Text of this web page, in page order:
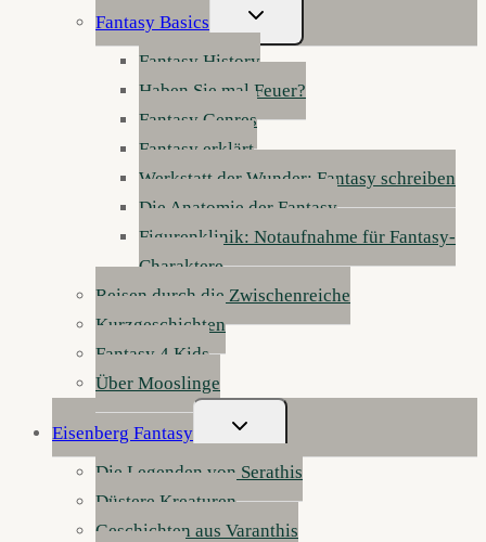
Fantasy Basics
Untermenü
Umschalten
Fantasy History
Haben Sie mal Feuer?
Fantasy Genres
Fantasy erklärt
Werkstatt der Wunder: Fantasy schreiben
Die Anatomie der Fantasy
Figurenklinik: Notaufnahme für Fantasy-
Charaktere
Reisen durch die Zwischenreiche
Kurzgeschichten
Fantasy 4 Kids
Über Mooslinge
Eisenberg Fantasy
Untermenü
Umschalten
Die Legenden von Serathis
Düstere Kreaturen
Geschichten aus Varanthis